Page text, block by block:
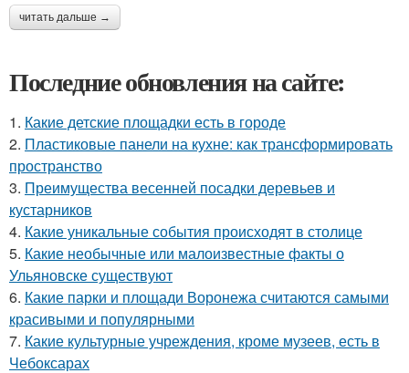
читать дальше →
Последние обновления на сайте:
1. Какие детские площадки есть в городе
2. Пластиковые панели на кухне: как трансформировать
пространство
3. Преимущества весенней посадки деревьев и
кустарников
4. Какие уникальные события происходят в столице
5. Какие необычные или малоизвестные факты о
Ульяновске существуют
6. Какие парки и площади Воронежа считаются самыми
красивыми и популярными
7. Какие культурные учреждения, кроме музеев, есть в
Чебоксарах